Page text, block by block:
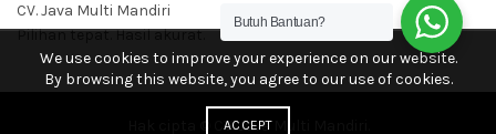
CV. Java Multi Mandiri
Pilihan tepat. Hasil akurat.
Hak cipta © CV. Java Multi Mandiri.
Butuh Bantuan?
We use cookies to improve your experience on our website.
By browsing this website, you agree to our use of cookies.
ACCEPT